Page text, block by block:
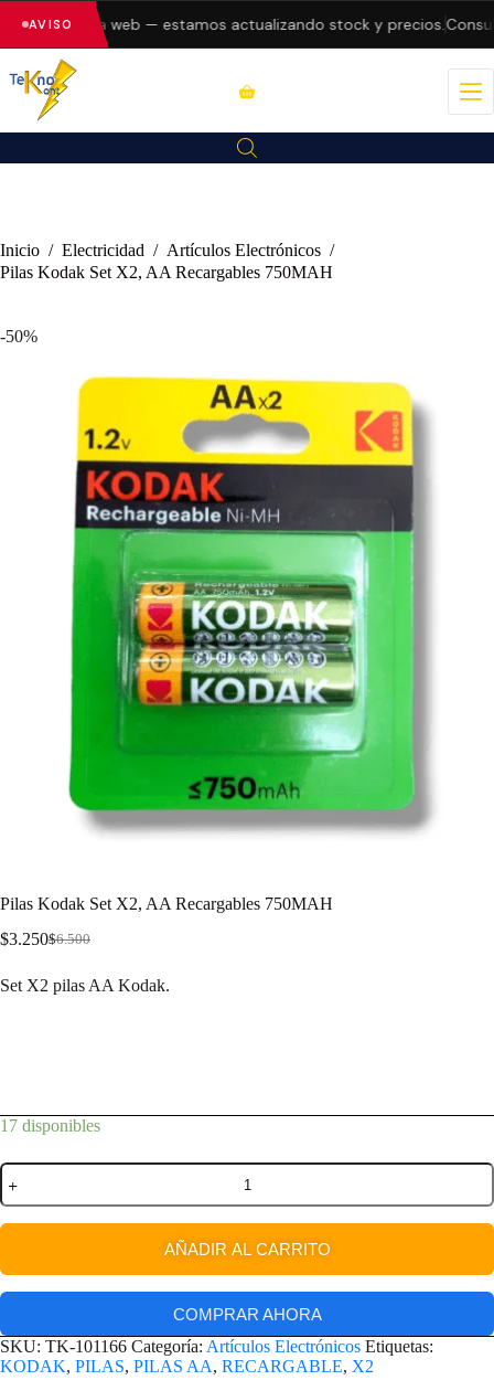
AVISOen la web — estamos actualizando stock y precios.
Inicio / Electricidad / Artículos Electrónicos /
Pilas Kodak Set X2, AA Recargables 750MAH
-50%
Pilas Kodak Set X2, AA Recargables 750MAH
$6.500
$3.250
Set X2 pilas AA Kodak.
17 disponibles
AÑADIR AL CARRITO
COMPRAR AHORA
SKU: TK-101166 Categoría: Artículos Electrónicos Etiquetas:
KODAK, PILAS, PILAS AA, RECARGABLE, X2